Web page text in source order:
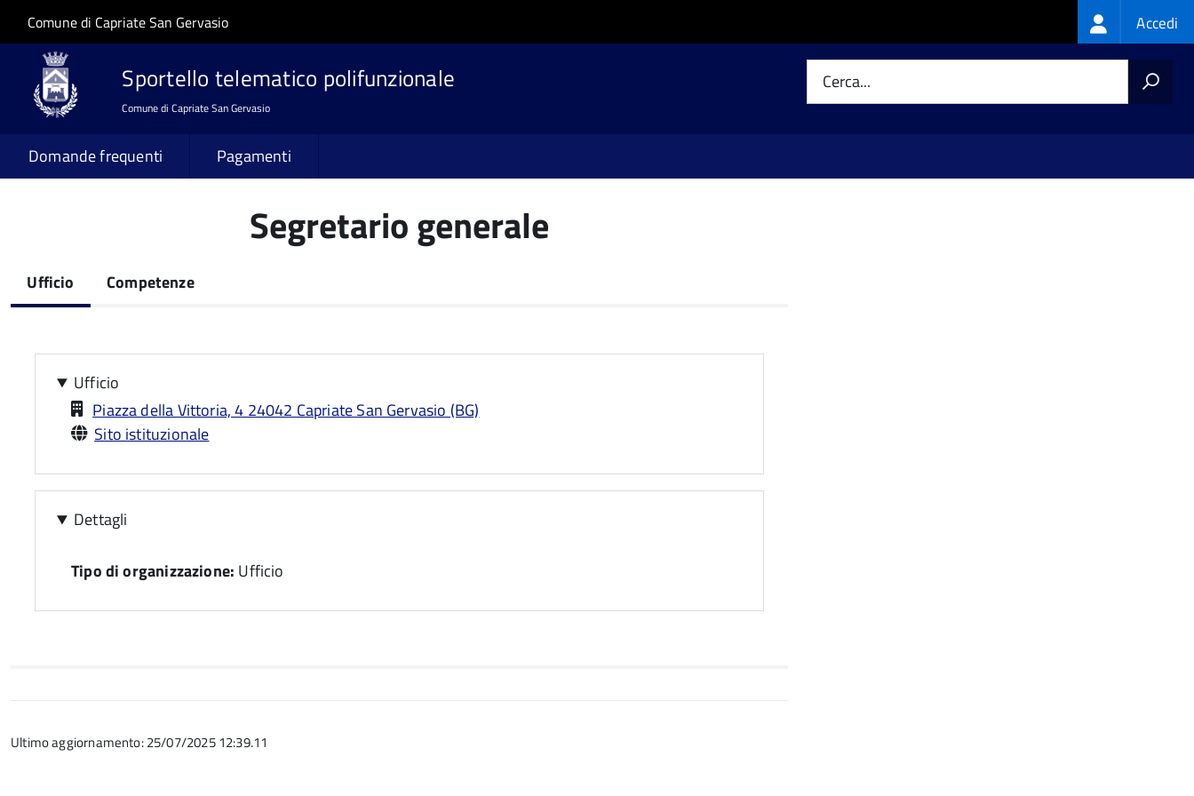
Salta al contenuto principale
Skip to site navigation
Comune di Capriate San Gervasio Login
menu
Accedi
Sportello telematico polifunzionale
Comune di Capriate San Gervasio
Cerca...
Domande frequenti Pagamenti
Segretario generale
Ufficio
(scheda
Competenze
Ufficio
Piazza della Vittoria, 4 24042 Capriate San Gervasio (BG)
Sito istituzionale
Dettagli
Tipo di organizzazione: Ufficio
Ultimo aggiornamento: 25/07/2025 12:39.11